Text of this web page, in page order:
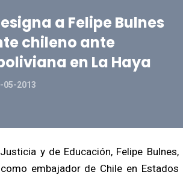
a Felipe Bulnes
chileno ante
en La Haya
05-2013
y de Educación, Felipe Bulnes,
embajador de Chile en Estados